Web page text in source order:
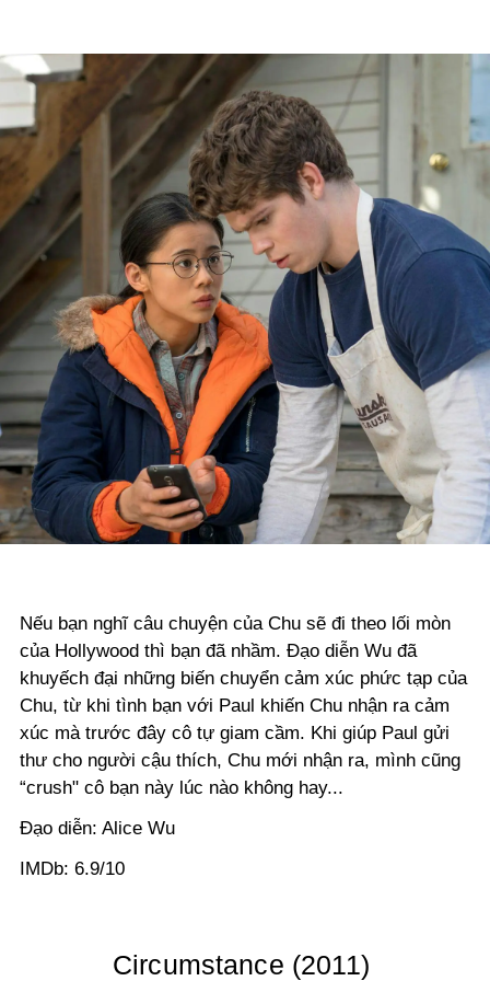
Nếu bạn nghĩ câu chuyện của Chu sẽ đi theo lối mòn
của Hollywood thì bạn đã nhầm. Đạo diễn Wu đã
khuyếch đại những biến chuyển cảm xúc phức tạp của
Chu, từ khi tình bạn với Paul khiến Chu nhận ra cảm
xúc mà trước đây cô tự giam cầm. Khi giúp Paul gửi
thư cho người cậu thích, Chu mới nhận ra, mình cũng
“crush" cô bạn này lúc nào không hay...
Đạo diễn: Alice Wu
IMDb: 6.9/10
Circumstance (2011)